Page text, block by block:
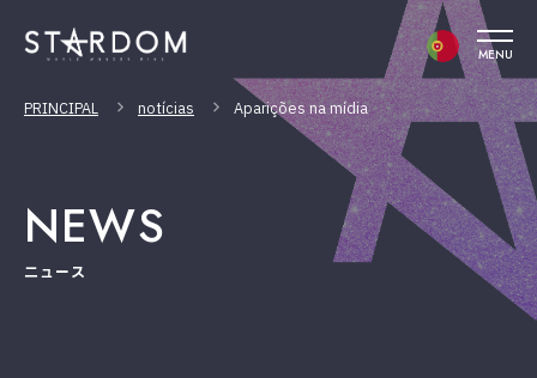
MENU
PRINCIPAL notícias Aparições na mídia
NEWS
ニュース